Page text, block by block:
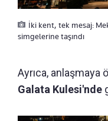
İki kent, tek mesaj:
simgelerine taşındı
Ayrıca, anlaşmaya
Galata Kulesi'nde